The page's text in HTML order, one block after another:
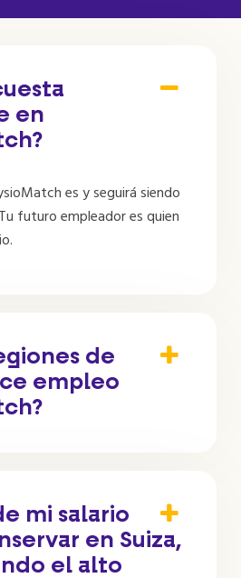
en
es y seguirá siendo
futuro empleador es quien
de
empleo
mi salario
en Suiza,
el alto